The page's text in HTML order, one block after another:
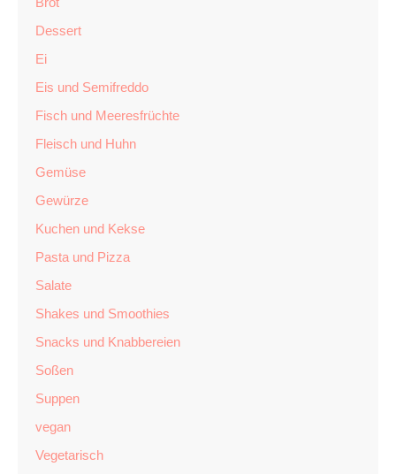
Dessert
Ei
Eis und Semifreddo
Fisch und Meeresfrüchte
Fleisch und Huhn
Gemüse
Gewürze
Kuchen und Kekse
Pasta und Pizza
Salate
Shakes und Smoothies
Snacks und Knabbereien
Soßen
Suppen
vegan
Vegetarisch